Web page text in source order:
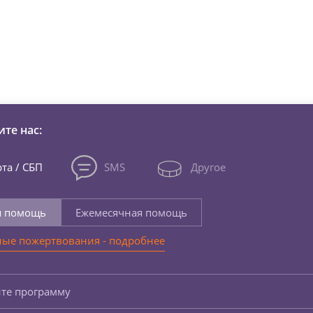
нас:
/ СБП SMS Другое
помощь
Ежемесячная помощь
пожертвования - подробнее
программу